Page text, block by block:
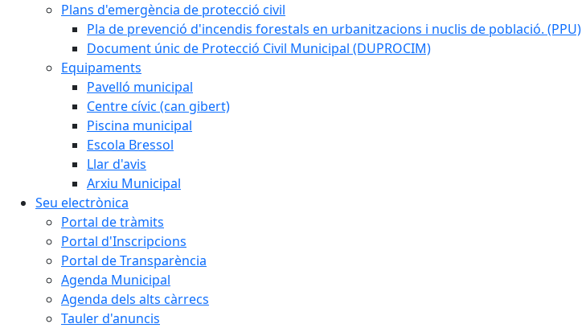
Plans d'emergència de protecció civil
Pla de prevenció d'incendis forestals en urbanitzacions i nuclis de població. (PPU)
Document únic de Protecció Civil Municipal (DUPROCIM)
Equipaments
Pavelló municipal
Centre cívic (can gibert)
Piscina municipal
Escola Bressol
Llar d'avis
Arxiu Municipal
Seu electrònica
Portal de tràmits
Portal d'Inscripcions
Portal de Transparència
Agenda Municipal
Agenda dels alts càrrecs
Tauler d'anuncis